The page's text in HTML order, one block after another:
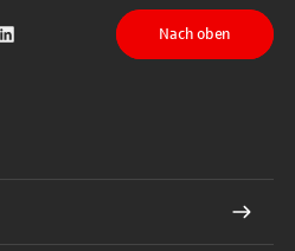
Instagram
auf TikTok
Sparkasse auf LinkedIn
Nach oben